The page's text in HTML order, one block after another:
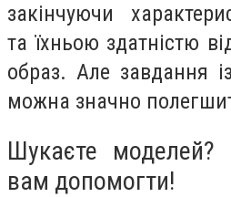
закінчуючи
та їхньою здатністю
образ. Але завдання
можна значно
Шукаєте
вам допомогти!